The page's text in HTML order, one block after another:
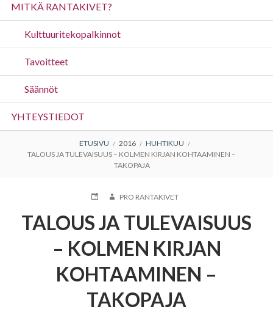
MITKÄ RANTAKIVET?
Kulttuuritekopalkinnot
Tavoitteet
Säännöt
YHTEYSTIEDOT
MURUPOLKU
ETUSIVU 2016
HUHTIKUU
TALOUS JA TULEVAISUUS – KOLMEN KIRJAN KOHTAAMINEN –
TAKOPAJA
JULKAISTUKIRJOITTAJA
PRO RANTAKIVET
TALOUS JA TULEVAISUUS
– KOLMEN KIRJAN
KOHTAAMINEN –
TAKOPAJA